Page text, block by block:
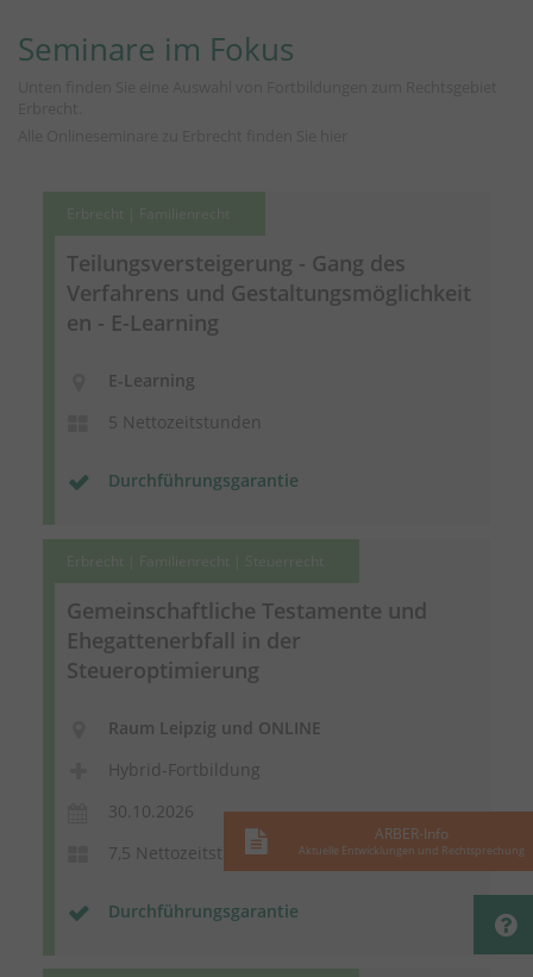
Seminare im Fokus
Teilungsversteigerung - Gang des
Verfahrens und Gestaltungsmöglichkeit
en - E-Learning
E-Learning
5 Nettozeitstunden
Durchführungsgarantie
Gemeinschaftliche Testamente und
Ehegattenerbfall in der
Steueroptimierung
Raum Leipzig und ONLINE
Hybrid-Fortbildung
30.10.2026
7,5 Nettozeitstunden
Durchführungsgarantie
ARBER-Info
Aktuelle Entwicklungen und Rechtsprechung